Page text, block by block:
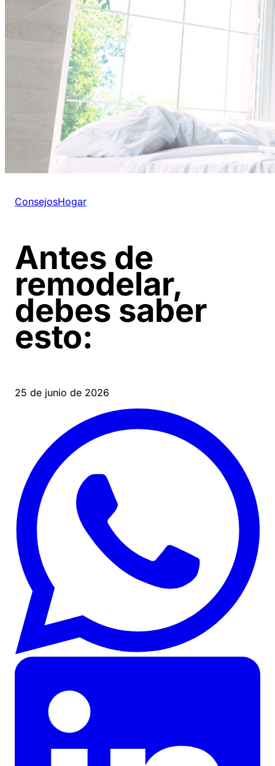
ConsejosHogar
Antes de
remodelar,
debes saber
esto:
25 de junio de 2026